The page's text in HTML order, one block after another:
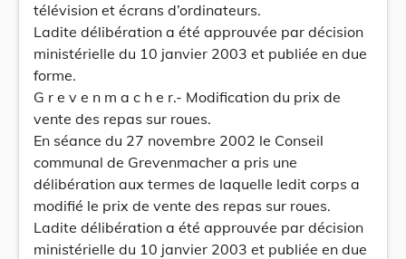
télévision et écrans d’ordinateurs.
Ladite délibération a été approuvée par décision
ministérielle du 10 janvier 2003 et publiée en due
forme.
G r e v e n m a c h e r.- Modification du prix de
vente des repas sur roues.
En séance du 27 novembre 2002 le Conseil
communal de Grevenmacher a pris une
délibération aux termes de laquelle ledit corps a
modifié le prix de vente des repas sur roues.
Ladite délibération a été approuvée par décision
ministérielle du 10 janvier 2003 et publiée en due